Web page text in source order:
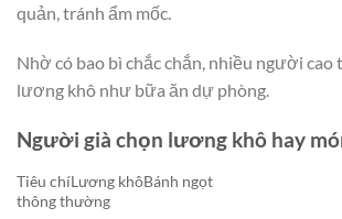
quản, tránh ẩm mốc.
Nhờ có bao bì chắc chắn, nhiều người cao
lương khô như bữa ăn dự phòng.
Người già chọn lương khô hay
Tiêu chíLương khôBánh ngọt
thông thường